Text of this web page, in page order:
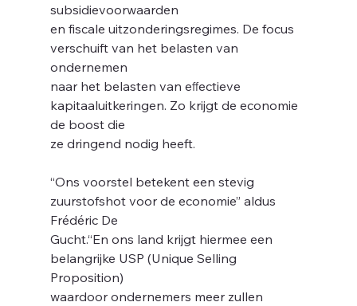
ig
subsidievoorwaarden
en fiscale uitzonderingsregimes. De focus
verschuift van het belasten van
ondernemen
naar het belasten van eﬀectieve
kapitaaluitkeringen. Zo krijgt de economie
de boost die
ze dringend nodig heeft.
“Ons voorstel betekent een stevig
zuurstofshot voor de economie” aldus
Frédéric De
Gucht.“En ons land krijgt hiermee een
belangrijke USP (Unique Selling
Proposition)
waardoor ondernemers meer zullen